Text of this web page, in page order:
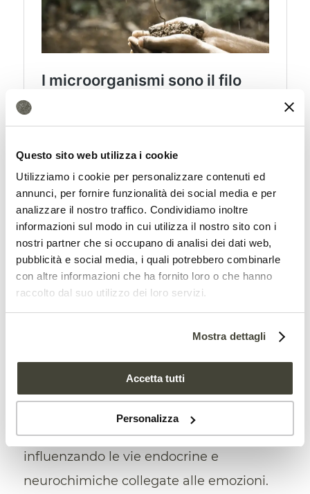
Questo sito web utilizza i cookie
Utilizziamo i cookie per personalizzare contenuti ed
annunci, per fornire funzionalità dei social media e per
analizzare il nostro traffico. Condividiamo inoltre
informazioni sul modo in cui utilizza il nostro sito con i
nostri partner che si occupano di analisi dei dati web,
pubblicità e social media, i quali potrebbero combinarle
con altre informazioni che ha fornito loro o che hanno
raccolto dal suo utilizzo dei loro servizi.
Mostra dettagli
Accetta tutti
Personalizza
Il suolo è una possibile fonte di
spiegano i ricercatori, riguarderebbero
anche i microbi del suolo e quelli presenti
negli ambienti naturali. Che,
diffondendosi nell’aria che respiriamo, il
cibo che mangiamo e la natura con cui
entriamo in contatto, potrebbero
arricchire il microbioma umano. I
microbi del terreno in altre parole
possono colonizzare anche
modulare il nostro sistema immunitario
influenzando le vie endocrine e
neurochimiche collegate alle emozioni.